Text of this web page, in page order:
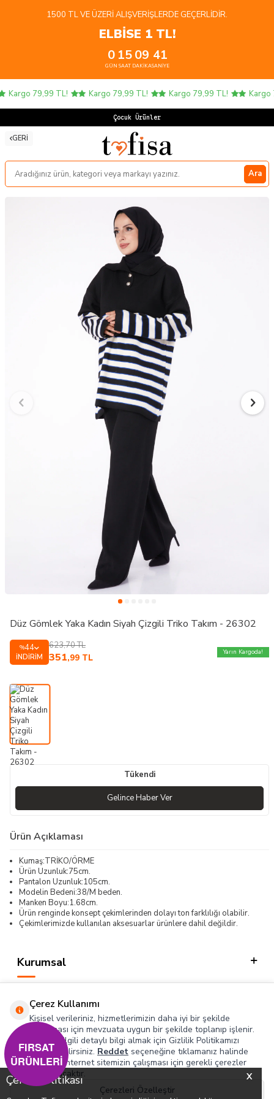
X
Çerez Politikası
1500 TL VE ÜZERI ALIŞVERIŞLERDE GEÇERLIDIR.
ELBİSE 1 TL!
0
GÜN
15
SAAT
09
DAKIKA
41
SANIYE
Kargo 79,99 TL! Kargo 79,99 TL! Kargo 79,99 TL! Kargo
Çocuk Ürünlerin
GERI
Ara
Düz Gömlek Yaka Kadın Siyah Çizgili Triko Takım - 26302
%44
İNDIRIM
623,70TL
351,99 TL
Yarın Kargoda!
Tükendi
Gelince Haber Ver
Ürün Açıklaması
Kumaş:TRİKO/ÖRME
Ürün Uzunluk:75cm.
Pantalon Uzunluk:105cm.
Modelin Bedeni:38/M beden.
Manken Boyu:1.68cm.
Ürün renginde konsept çekimlerinden dolayı ton farklılığı olabilir.
Çekimlerimizde kullanılan aksesuarlar ürünlere dahil değildir.
Kurumsal
Hızlı Erişim
Sosyal
Adres & İletişim
Çerez Kullanımı
Kişisel verileriniz, hizmetlerimizin daha iyi bir şekilde
sunulması için mevzuata uygun bir şekilde toplanıp işlenir.
Konuyla ilgili detaylı bilgi almak için Gizlilik Politikamızı
inceleyebilirsiniz. Reddet seçeneğine tıklamanız halinde
yalnızca internet sitemizin çalışması için gerekli çerezler
kullanılacaktır.
Çerezleri Özelleştir
FIRSAT
ÜRÜNLERİ